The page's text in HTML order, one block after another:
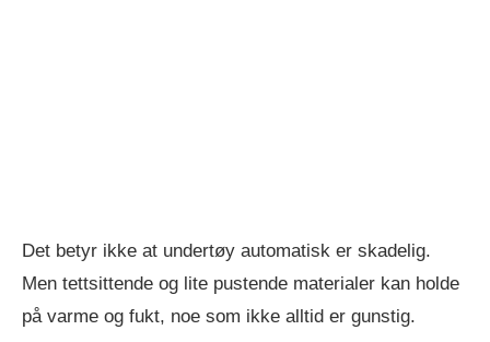
Det betyr ikke at undertøy automatisk er skadelig.
Men tettsittende og lite pustende materialer kan holde
på varme og fukt, noe som ikke alltid er gunstig.